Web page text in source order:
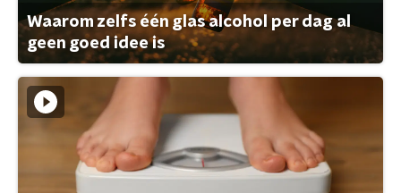
Waarom zelfs één glas alcohol per dag al
geen goed idee is